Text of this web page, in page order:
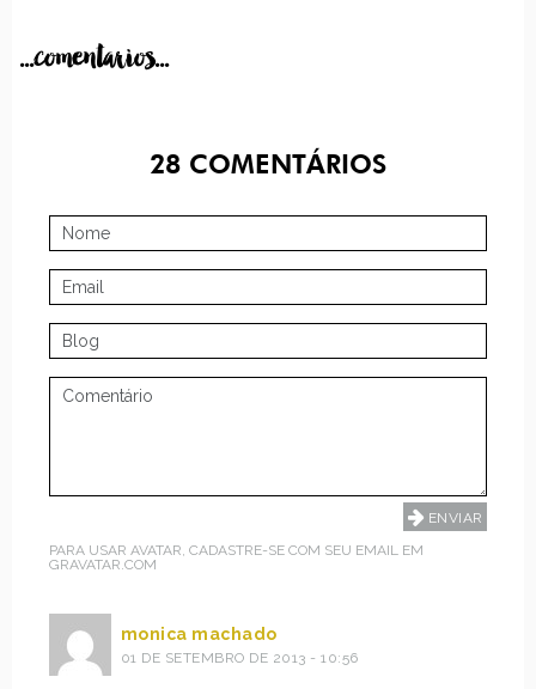
...comentarios...
28 COMENTÁRIOS
PARA USAR AVATAR, CADASTRE-SE COM SEU EMAIL EM
GRAVATAR.COM
monica machado
01 DE SETEMBRO DE 2013 - 10:56